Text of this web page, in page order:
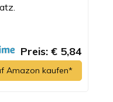
Preis: € 5,84
Amazon kaufen*